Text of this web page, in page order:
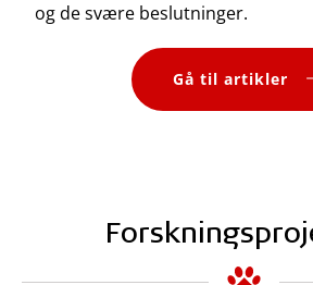
og de svære beslutninger.
Gå til artikler